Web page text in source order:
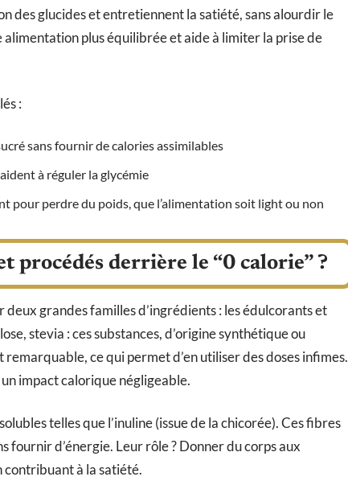
des glucides et entretiennent la satiété, sans alourdir le
plus équilibrée et aide à limiter la prise de
:
sans fournir de calories assimilables
à réguler la glycémie
pour perdre du poids, que l’alimentation soit light ou non
procédés derrière le “0 calorie” ?
grandes familles d’ingrédients : les édulcorants et
stevia : ces substances, d’origine synthétique ou
ce qui permet d’en utiliser des doses infimes.
impact calorique négligeable.
telles que l’inuline (issue de la chicorée). Ces fibres
fournir d’énergie. Leur rôle ? Donner du corps aux
contribuant à la satiété.